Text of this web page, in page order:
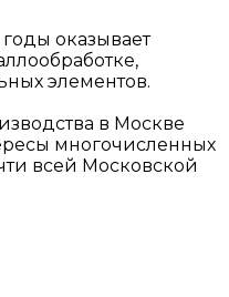
оказывает
элементов.
в Москве
многочисленных
всей Московской